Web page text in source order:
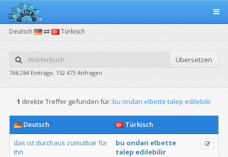
Deutsch Türkisch
Übersetzen
768.284 Einträge, 152.473 Anfragen
1 direkte Treffer gefunden für: bu ondan elbette talep edilebilir
Deutsch
Türkisch
das ist durchaus zumutbarfür
ihn
bu ondan elbette
talep edilebilir